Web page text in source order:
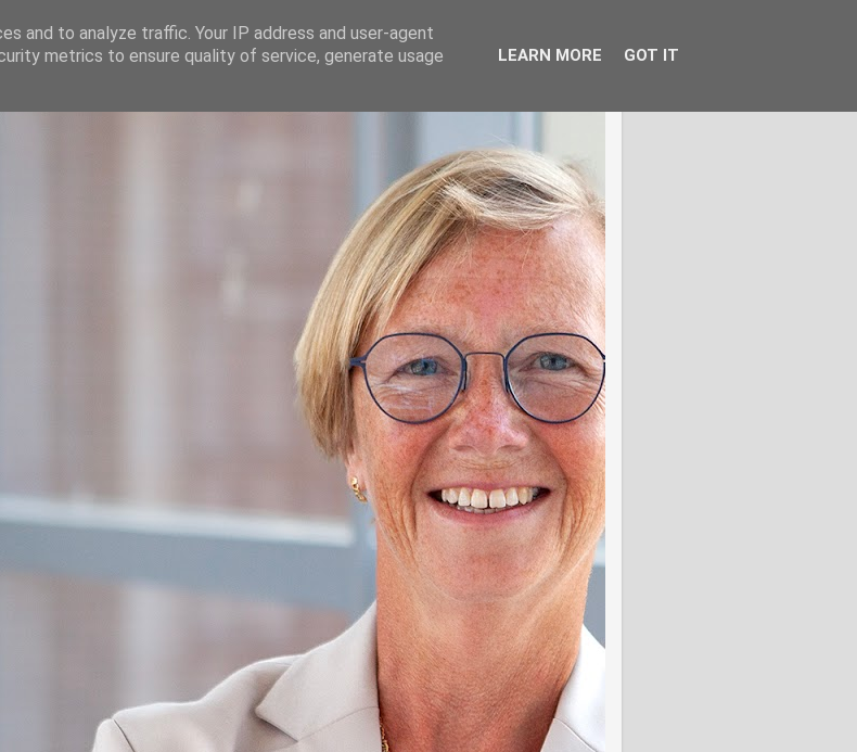
and to analyze traffic. Your IP address and user-agent
metrics to ensure quality of service, generate usage
LEARN MORE GOT IT